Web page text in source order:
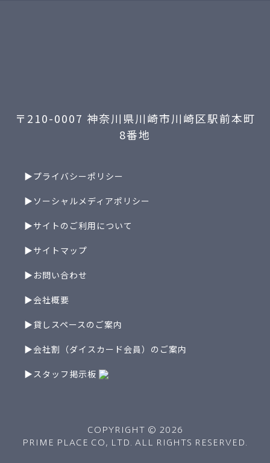
〒210-0007 神奈川県川崎市川崎区駅前本町
8番地
▶プライバシーポリシー
▶ソーシャルメディアポリシー
▶サイトのご利用について
▶サイトマップ
▶お問い合わせ
▶会社概要
▶貸しスペースのご案内
▶会社割（ダイスカード会員）のご案内
▶スタッフ掲示板
COPYRIGHT © 2026
PRIME PLACE CO, LTD. ALL RIGHTS RESERVED.